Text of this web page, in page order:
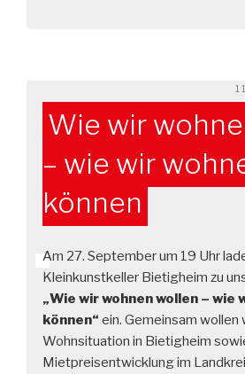
Wie wir
– wie wir
können
Am 27. September um 19 Uhr
Kleinkunstkeller Bietigheim zu
„Wie wir wohnen wollen – wie
können“ ein. Gemeinsam wollen
Wohnsituation in Bietigheim
Mietpreisentwicklung im